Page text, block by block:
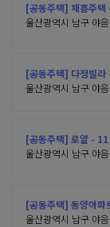
[공동주택] 재흥주택
울산광역시 남구 야
[공동주택] 다정빌라
울산광역시 남구 야
[공동주택] 로얄 - 11
울산광역시 남구 야
[공동주택] 동양아파
울산광역시 남구 야